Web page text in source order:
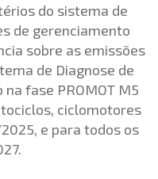
do sistema de
de gerenciamento
sobre as emissões
de Diagnose de
fase PROMOT M5
ciclomotores
e para todos os